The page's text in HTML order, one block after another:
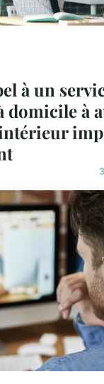
à un
domicile à